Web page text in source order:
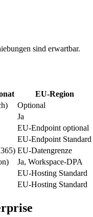
sind erwartbar.
EU-Region
Optional
Ja
EU-Endpoint optional
EU-Endpoint Standard
EU-Datengrenze
Ja, Workspace-DPA
EU-Hosting Standard
EU-Hosting Standard